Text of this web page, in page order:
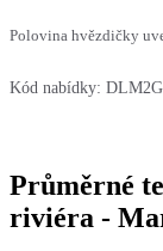
Polovina hvězdičky
Kód nabídky:
Průměrné
riviéra -